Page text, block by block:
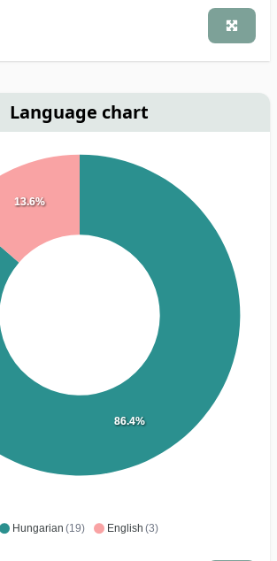
Language chart
Hungarian (19) English (3)
86.4%
13.6%